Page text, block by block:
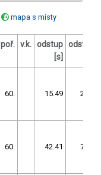
mapa s místy
poř. v.k. odstup
[s]
odstup
60. 15.49 28,1
60. 42.41 73,7